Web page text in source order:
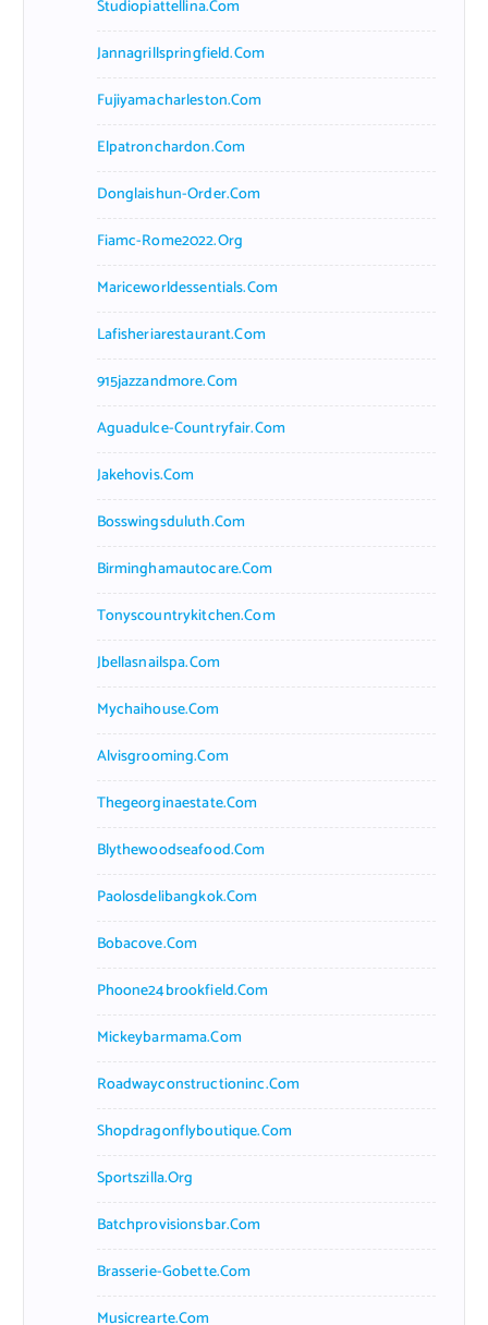
Studiopiattellina.com
Jannagrillspringfield.com
Fujiyamacharleston.com
Elpatronchardon.com
Donglaishun-Order.com
Fiamc-Rome2022.org
Mariceworldessentials.com
Lafisheriarestaurant.com
915jazzandmore.com
Aguadulce-Countryfair.com
Jakehovis.com
Bosswingsduluth.com
Birminghamautocare.com
Tonyscountrykitchen.com
Jbellasnailspa.com
Mychaihouse.com
Alvisgrooming.com
Thegeorginaestate.com
Blythewoodseafood.com
Paolosdelibangkok.com
Bobacove.com
Phoone24brookfield.com
Mickeybarmama.com
Roadwayconstructioninc.com
Shopdragonflyboutique.com
Sportszilla.org
Batchprovisionsbar.com
Brasserie-Gobette.com
Musicrearte.com